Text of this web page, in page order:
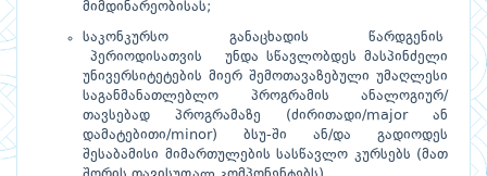
მიმდინარეობისას;
საკონკურსო განაცხადის წარდგენის
პერიოდისათვის უნდა სწავლობდეს მასპინძელი
უნივერსიტეტების მიერ შემოთავაზებული უმაღლესი
საგანმანათლებლო პროგრამის ანალოგიურ/
თავსებად პროგრამაზე (ძირითადი/major ან
დამატებითი/minor) ბსუ-ში ან/და გადიოდეს
შესაბამისი მიმართულების სასწავლო კურსებს (მათ